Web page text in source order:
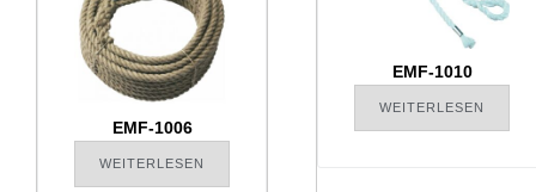
EMF-1006
WEITERLESEN
EMF-1010
WEITERLESEN